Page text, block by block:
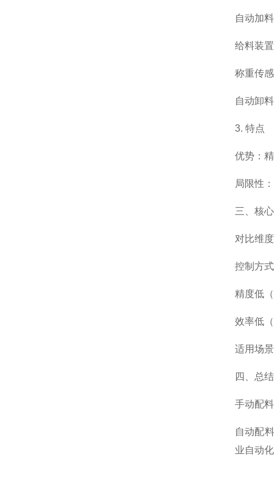
自动加
给料装
称重传
自动卸
3. 特点
优势：
局限性
三、核
对比维度
控制方式
精度低
效率低
适用场景
四、总结
手动配
自动配
业自动